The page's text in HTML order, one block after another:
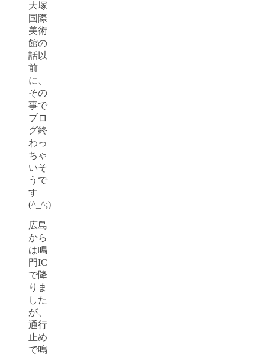
大塚
国際
美術
館の
話以
前
に、
その
事で
ブロ
グ終
わっ
ちゃ
いそ
うで
す
(^_^;)
広島
から
は鳴
門IC
で降
りま
した
が、
通行
止め
で鳴